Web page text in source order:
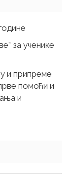
за ученике
и припреме
помоћи и
и